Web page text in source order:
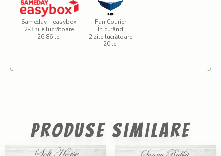
Sameday – easybox
2-3 zile lucrătoare
26.86 lei
Fan Courier
În curând
2 zile lucrătoare
20 lei
Produse similare